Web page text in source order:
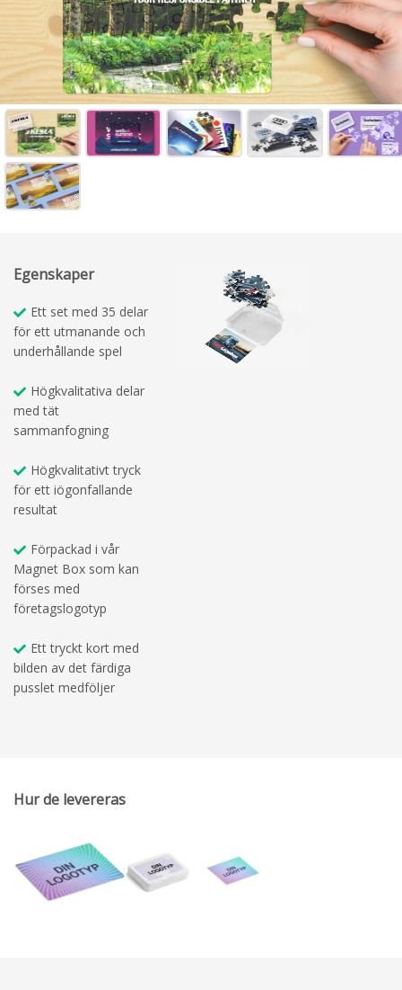
Egenskaper
Ett set med 35 delar
för ett utmanande och
underhållande spel
Högkvalitativa delar
med tät
sammanfogning
Högkvalitativt tryck
för ett iögonfallande
resultat
Förpackad i vår
Magnet Box som kan
förses med
företagslogotyp
Ett tryckt kort med
bilden av det färdiga
pusslet medföljer
Hur de levereras